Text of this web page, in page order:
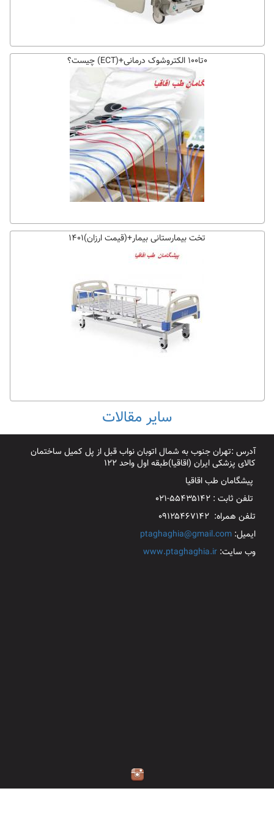
۰تا۱۰۰ الکتروشوک درمانی+(ECT) چیست؟
تخت بیمارستانی بیمار+(قیمت ارزان)۱۴۰۱
سایر مقالات
آدرس :تهران جنوب به شمال اتوبان نواب قبل از پل کمیل ساختمان
کالای پزشکی ایران (اقاقیا)طبقه اول واحد ۱۲۲
پیشگامان طب اقاقیا
تلفن ثابت : ۵۵۴۳۵۱۴۲-۰۲۱
تلفن همراه: ۰۹۱۲۵۴۶۷۱۴۲
ایمیل: ptaghaghia@gmail.com
وب سایت: www.ptaghaghia.ir